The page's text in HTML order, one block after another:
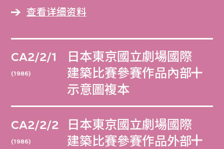
查看详细资料
CA2/2/1
(1986)
日本東京國立劇場國際
建築比賽參賽作品內部
示意圖複本
CA2/2/2
(1986)
日本東京國立劇場國際
建築比賽參賽作品外部